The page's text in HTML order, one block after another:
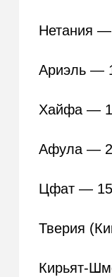
Нетания —
Ариэль —
Хайфа —
Афула —
Цфат — 15
Тверия
Кирьят-